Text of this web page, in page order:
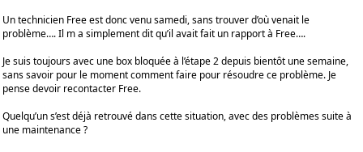
Un technicien Free est donc venu samedi, sans trouver d’où venait le
problème…. Il m a simplement dit qu’il avait fait un rapport à Free….
Je suis toujours avec une box bloquée à l’étape 2 depuis bientôt une semaine,
sans savoir pour le moment comment faire pour résoudre ce problème. Je
pense devoir recontacter Free.
Quelqu’un s’est déjà retrouvé dans cette situation, avec des problèmes suite à
une maintenance ?